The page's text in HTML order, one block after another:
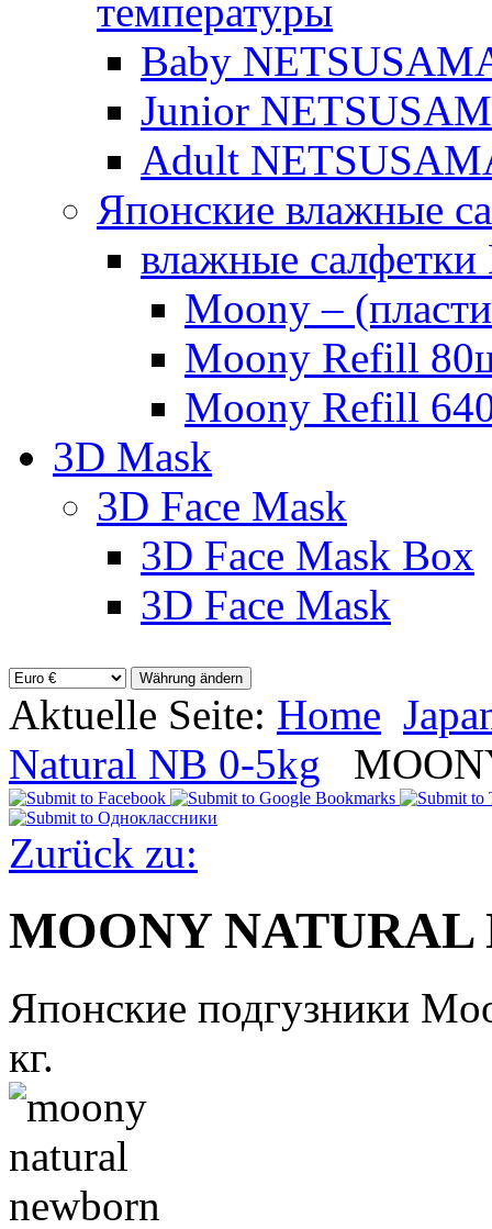
температуры
Baby
Junior
Adult
Японские влажные
влажные
Moony –
Moony Refill
Moony Refill
3D Mask
3D Face Mask
3D Face Mask Box
3D Face Mask
Aktuelle Seite: Home
Natural NB 0-5kg
Zurück zu:
MOONY NATURAL
Японские подгузники
кг.